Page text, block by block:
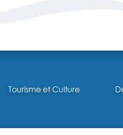
Tourisme et Culture